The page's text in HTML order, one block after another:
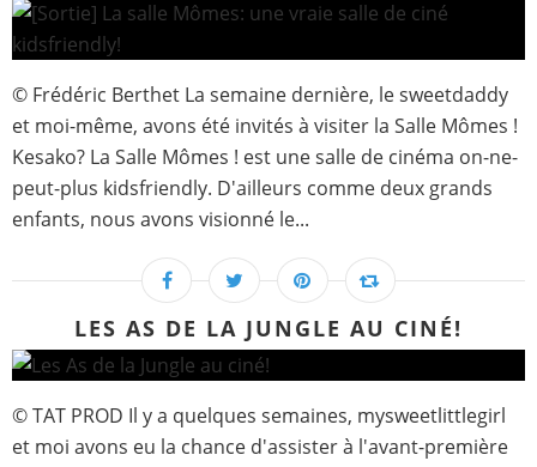
© Frédéric Berthet La semaine dernière, le sweetdaddy
et moi-même, avons été invités à visiter la Salle Mômes !
Kesako? La Salle Mômes ! est une salle de cinéma on-ne-
peut-plus kidsfriendly. D'ailleurs comme deux grands
enfants, nous avons visionné le...
LES AS DE LA JUNGLE AU CINÉ!
© TAT PROD Il y a quelques semaines, mysweetlittlegirl
et moi avons eu la chance d'assister à l'avant-première